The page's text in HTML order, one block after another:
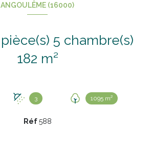
ANGOULÊME (16000)
182 m²
3 1095 m²
Réf588